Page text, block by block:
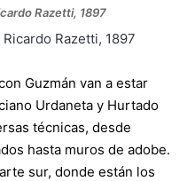
Razetti, 1897
Guzmán van a estar
Urdaneta y Hurtado
técnicas, desde
hasta muros de adobe.
sur, donde están los